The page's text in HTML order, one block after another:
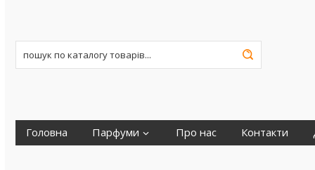
Головна Парфуми Про нас Контакти